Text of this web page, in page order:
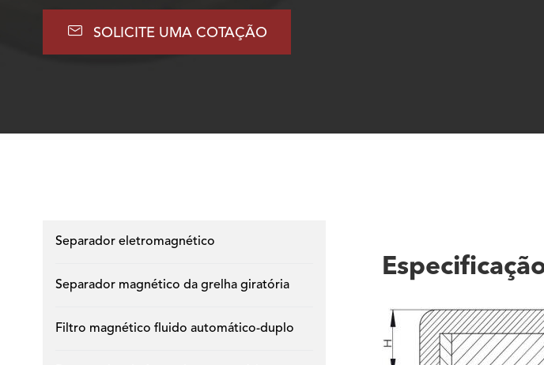
 SOLICITE UMA COTAÇÃO
Separador eletromagnético
Separador magnético da grelha giratória
Filtro magnético fluido automático-duplo